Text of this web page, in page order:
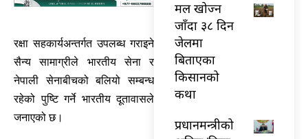
रक्षा सहकार्यअन्तर्गत उपलब्ध गराइने
सैन्य सामाग्रीले भारतीय सेना र
नेपाली सेनाबीचको बलियो सम्बन्ध
रहेको पुष्टि गर्ने भारतीय दूतावासले
जनाएको छ।
मल खोज्न
जाँदा ३८ दिन
जेलमा
बिताएका
किसानको
कथा
प्रधानमन्त्रीको